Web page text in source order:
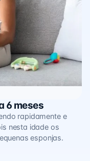
6 meses
rapidamente e
nesta idade os
esponjas.